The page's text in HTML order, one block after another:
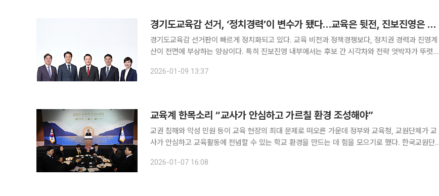
경기도교육감 선거, ‘정치경력’이 변수가 됐다…교육은 뒷전, 진보진영은 동상이몽
경기도교육감 선거판이 빠르게 정치화되고 있다. 교육 비전과 정책경쟁보다, 정치권 경력과 진영계
산이 전면에 부상하는 양상이다. 특히 진보진영 내부에서는 후보 간 시각차와 전략 엇박자가 뚜렷해
회·정당·캠프 경험을 지닌 인사들이 교육감 선거에 뛰어들면서, 교육정
2026-01-09 13:37
교육계 한목소리 “교사가 안심하고 가르칠 환경 조성해야”
교권 침해와 악성 민원 등이 교육 현장의 최대 문제로 떠오른 가운데 정부와 교육청, 교원단체가 교
사가 안심하고 교육활동에 전념할 수 있는 학교 환경을 만드는 데 힘을 모으기로 했다. 한국교원단
년교례회에는 최교진 교육부 장관을 비롯해 차정인 국가교육위원장
2026-01-07 16:08